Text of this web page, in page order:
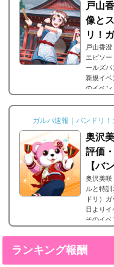
戸山
像と
リ！
戸山香
エピソー
ールズ
新規イベ
のイベン
です。戸
戸山香澄
ガルパ速報｜バンドリ
奥沢
評価
【バ
奥沢美咲
ルと特
ドリ）
日よりイ
そのイ
こっち側
ランキング報酬